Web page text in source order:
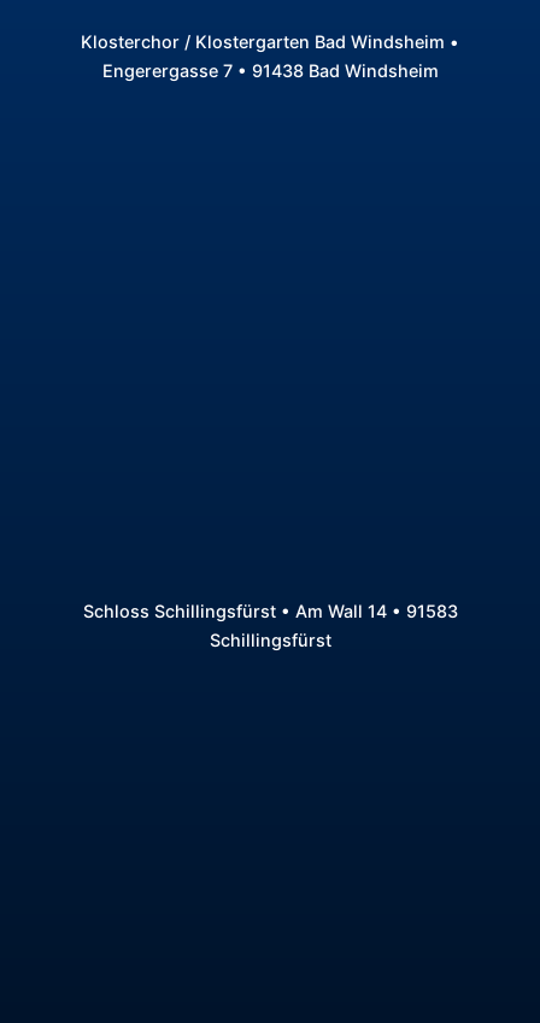
Klosterchor / Klostergarten Bad Windsheim •
Engerergasse 7 • 91438 Bad Windsheim
Schloss Schillingsfürst • Am Wall 14 • 91583
Schillingsfürst